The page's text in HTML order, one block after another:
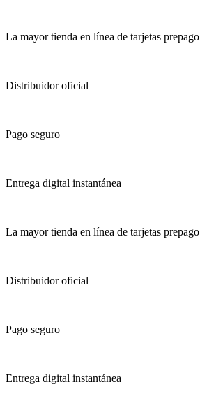
La mayor tienda en línea de tarjetas prepago
Distribuidor oficial
Pago seguro
Entrega digital instantánea
La mayor tienda en línea de tarjetas prepago
Distribuidor oficial
Pago seguro
Entrega digital instantánea